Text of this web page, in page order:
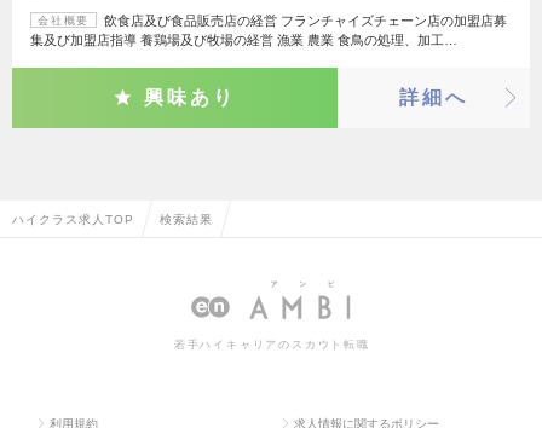
会社概要
飲食店及び食品販売店の経営 フランチャイズチェーン店の加盟店募
集及び加盟店指導 養鶏場及び牧場の経営 漁業 農業 食鳥の処理、加工…
興味あり 詳細へ
ハイクラス求人TOP 検索結果
若手ハイキャリアのスカウト転職
利用規約 求人情報に関するポリシー